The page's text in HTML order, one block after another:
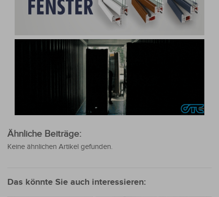
Ähnliche Beiträge:
Keine ähnlichen Artikel gefunden.
Das könnte Sie auch interessieren: